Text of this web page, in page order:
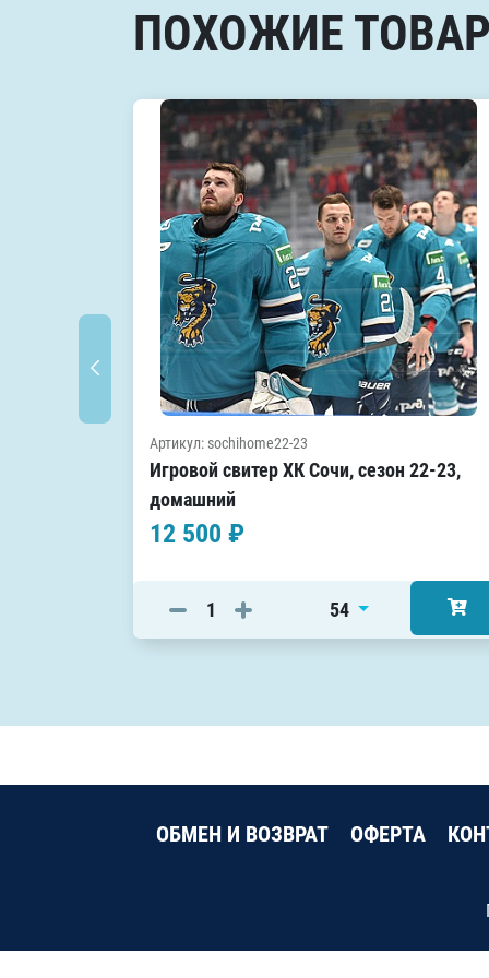
ПОХОЖИЕ
Артикул: sochihome22-23
Игровой свитер ХК Сочи, сезон 22-23,
домашний
12 500 ₽
54
ОБМЕН И ВОЗВРАТ ОФЕРТА